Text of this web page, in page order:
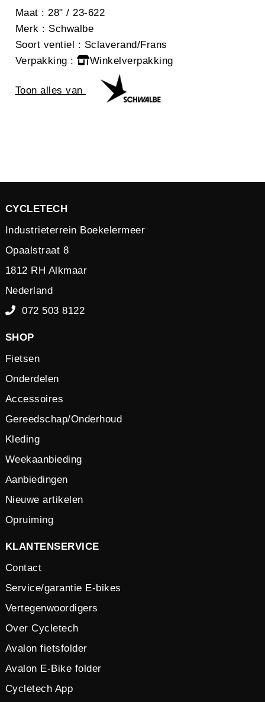
Maat : 28" / 23-622
Merk : Schwalbe
Soort ventiel : Sclaverand/Frans
Verpakking : Winkelverpakking
Toon alles van
CYCLETECH
Industrieterrein Boekelermeer
Opaalstraat 8
1812 RH Alkmaar
Nederland
072 503 8122
SHOP
Fietsen
Onderdelen
Accessoires
Gereedschap/Onderhoud
Kleding
Weekaanbieding
Aanbiedingen
Nieuwe artikelen
Opruiming
KLANTENSERVICE
Contact
Service/garantie E-bikes
Vertegenwoordigers
Over Cycletech
Avalon fietsfolder
Avalon E-Bike folder
Cycletech App